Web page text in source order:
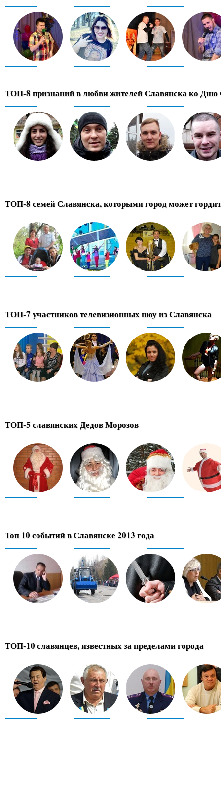
ТОП-8 признаний в любви жителей Славянска ко Дню
ТОП-8 семей Славянска, которыми город может
ТОП-7 участников телевизионных шоу из Славянска
ТОП-5 славянских Дедов Морозов
Топ 10 событий в Славянске 2013 года
ТОП-10 славянцев, известных за пределами города